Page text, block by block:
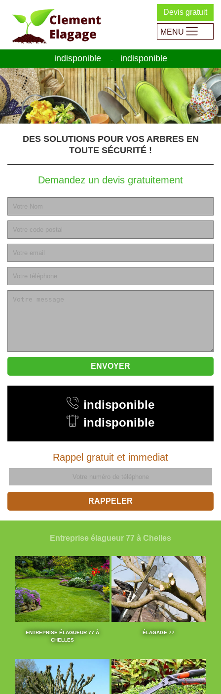
Devis gratuit
MENU
indisponible - indisponible
DES SOLUTIONS POUR VOS ARBRES EN
TOUTE SÉCURITÉ !
Demandez un devis gratuitement
indisponible
indisponible
Rappel gratuit et immediat
Entreprise élagueur 77 à Chelles
ENTREPRISE ÉLAGUEUR 77 À
CHELLES
ÉLAGAGE 77